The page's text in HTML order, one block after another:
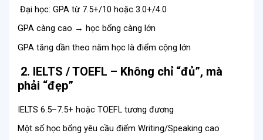
Đại học: GPA từ 7.5+/10 hoặc 3.0+/4.0
GPA càng cao → học bổng càng lớn
GPA tăng dần theo năm học là điểm cộng lớn
2. IELTS / TOEFL – Không chỉ “đủ”, mà
phải “đẹp”
IELTS 6.5–7.5+ hoặc TOEFL tương đương
Một số học bổng yêu cầu điểm Writing/Speaking cao